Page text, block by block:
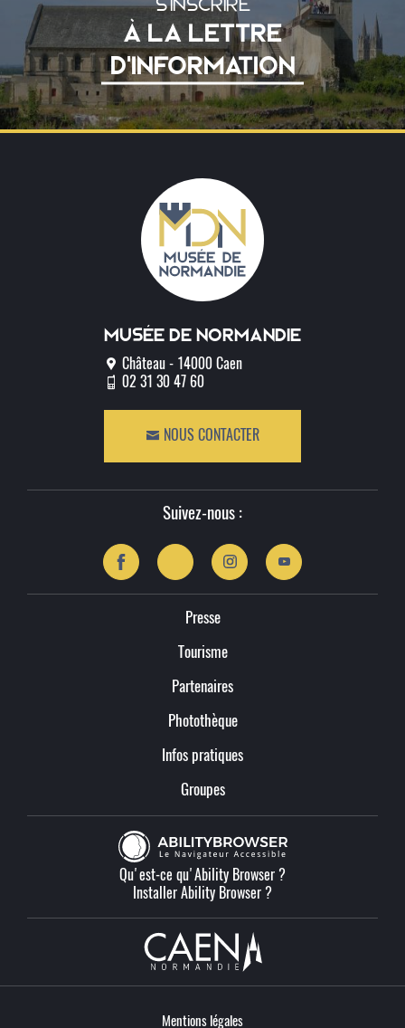
À LA LETTRE
D'INFORMATION
Musée de normandie
Château - 14000 Caen
02 31 30 47 60
NOUS CONTACTER
Suivez-nous :
Presse
Tourisme
Partenaires
Photothèque
Infos pratiques
Groupes
Qu'est-ce qu'Ability Browser ?
Installer Ability Browser ?
Mentions légales